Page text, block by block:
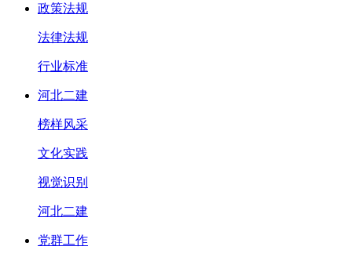
政策法规
法律法规
行业标准
河北二建
榜样风采
文化实践
视觉识别
河北二建
党群工作